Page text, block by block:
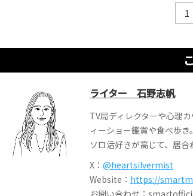
1
ライター 石野志帆
TV局ディレクターや心理
ィーショー鑑賞や食べ歩
ソロ活好きが高じて、居
X： @heartsilvermist
Website： https://